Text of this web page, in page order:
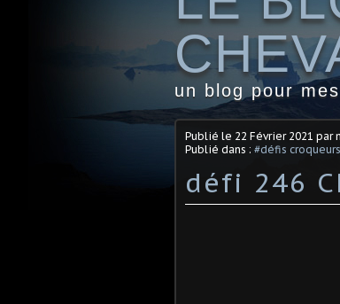
un blog pour
Publié le 22 Février 2021 par
Publié dans : #défis
défi 246